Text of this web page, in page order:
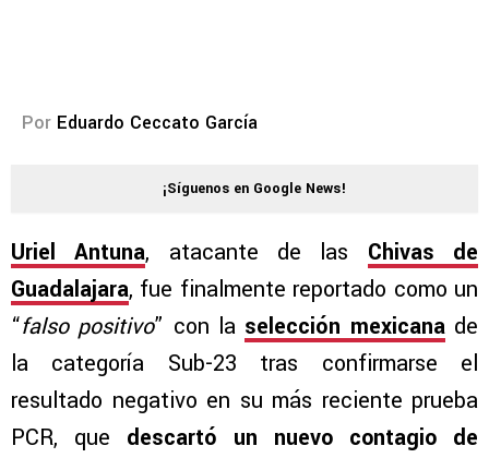
Por Eduardo Ceccato García
¡Síguenos en Google News!
Uriel Antuna, atacante de las Chivas de
Guadalajara, fue finalmente reportado como un
“falso positivo” con la selección mexicanade
la categoría Sub-23 tras confirmarse el
resultado negativo en su más reciente prueba
PCR, que descartó un nuevo contagio de